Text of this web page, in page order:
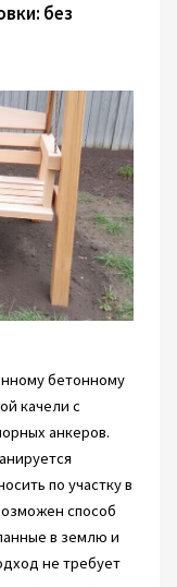
без
бетонному
качели с
анкеров.
по участку в
способ
в землю и
не требует